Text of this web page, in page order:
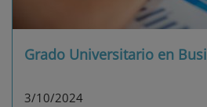
Grado Universitario en
3/10/2024